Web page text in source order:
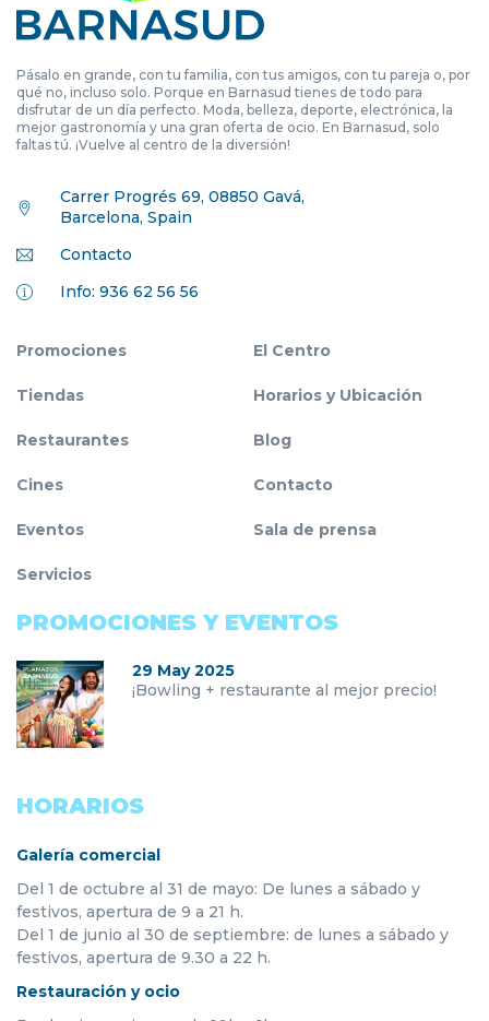
Pásalo en grande, con tu familia, con tus amigos, con tu pareja o, por
qué no, incluso solo. Porque en Barnasud tienes de todo para
disfrutar de un día perfecto. Moda, belleza, deporte, electrónica, la
mejor gastronomía y una gran oferta de ocio. En Barnasud, solo
faltas tú. ¡Vuelve al centro de la diversión!
Carrer Progrés 69, 08850 Gavá,
Barcelona, Spain
Contacto
Info: 936 62 56 56
Promociones
Tiendas
Restaurantes
Cines
Eventos
Servicios
El Centro
Horarios y Ubicación
Blog
Contacto
Sala de prensa
PROMOCIONES Y EVENTOS
29 May 2025
¡Bowling + restaurante al mejor precio!
HORARIOS
Galería comercial
Del 1 de octubre al 31 de mayo: De lunes a sábado y
festivos, apertura de 9 a 21 h.
Del 1 de junio al 30 de septiembre: de lunes a sábado y
festivos, apertura de 9.30 a 22 h.
Restauración y ocio